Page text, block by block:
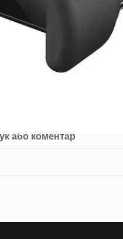
або коментар